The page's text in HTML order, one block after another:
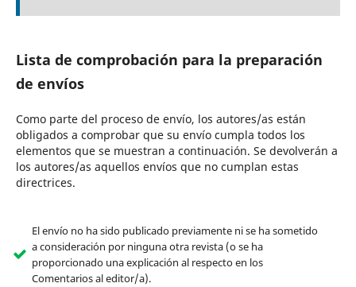
Lista de comprobación para la preparación
de envíos
Como parte del proceso de envío, los autores/as están
obligados a comprobar que su envío cumpla todos los
elementos que se muestran a continuación. Se devolverán a
los autores/as aquellos envíos que no cumplan estas
directrices.
El envío no ha sido publicado previamente ni se ha sometido
a consideración por ninguna otra revista (o se ha
proporcionado una explicación al respecto en los
Comentarios al editor/a).